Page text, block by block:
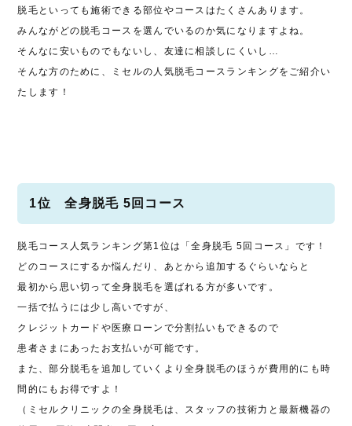
脱毛といっても施術できる部位やコースはたくさんあります。
みんながどの脱毛コースを選んでいるのか気になりますよね。
そんなに安いものでもないし、友達に相談しにくいし…
そんな方のために、ミセルの人気脱毛コースランキングをご紹介い
たします！
1位 全身脱毛 5回コース
脱毛コース人気ランキング第1位は「全身脱毛 5回コース」です！
どのコースにするか悩んだり、あとから追加するぐらいならと
最初から思い切って全身脱毛を選ばれる方が多いです。
一括で払うには少し高いですが、
クレジットカードや医療ローンで分割払いもできるので
患者さまにあったお支払いが可能です。
また、部分脱毛を追加していくより全身脱毛のほうが費用的にも時
間的にもお得ですよ！
（ミセルクリニックの全身脱毛は、スタッフの技術力と最新機器の